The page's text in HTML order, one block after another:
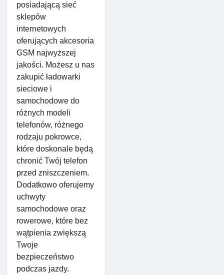
posiadającą sieć
sklepów
internetowych
oferujących akcesoria
GSM najwyższej
jakości. Możesz u nas
zakupić ładowarki
sieciowe i
samochodowe do
różnych modeli
telefonów, różnego
rodzaju pokrowce,
które doskonale będą
chronić Twój telefon
przed zniszczeniem.
Dodatkowo oferujemy
uchwyty
samochodowe oraz
rowerowe, które bez
wątpienia zwiększą
Twoje
bezpieczeństwo
podczas jazdy.